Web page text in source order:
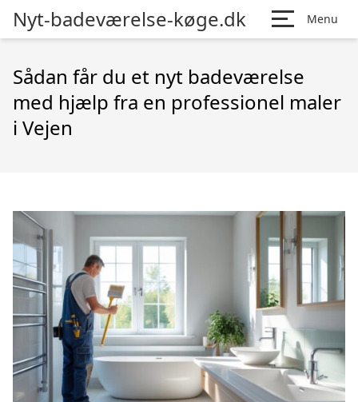
Nyt-badeværelse-køge.dk Menu
Sådan får du et nyt badeværelse
med hjælp fra en professionel maler
i Vejen